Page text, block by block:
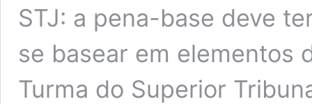
STJ: a pena-base deve
se basear em elementos
Turma do Superior